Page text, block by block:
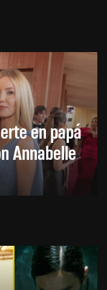
en papá
Annabelle